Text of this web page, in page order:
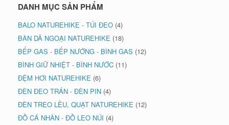
DANH MỤC SẢN PHẨM
BALO NATUREHIKE - TÚI ĐEO (4)
BÀN DÃ NGOẠI NATUREHIKE (18)
BẾP GAS - BẾP NƯỚNG - BÌNH GAS (12)
BÌNH GIỮ NHIỆT - BÌNH NƯỚC (11)
ĐỆM HƠI NATUREHIKE (6)
ĐÈN ĐEO TRÁN - ĐÈN PIN (4)
ĐÈN TREO LỀU, QUẠT NATUREHIKE (12)
ĐỒ CÁ NHÂN - ĐỒ LEO NÚI (4)